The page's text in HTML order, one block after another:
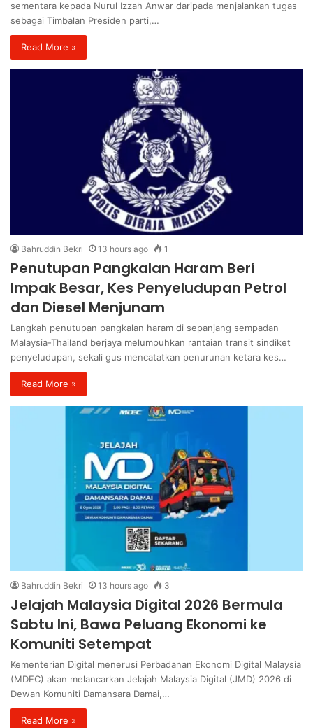
sementara kepada Nurul Izzah Anwar daripada menjalankan tugas
sebagai Timbalan Presiden parti,…
Read More »
Bahruddin Bekri 13 hours ago 1
Penutupan Pangkalan Haram Beri
Impak Besar, Kes Penyeludupan Petrol
dan Diesel Menjunam
Langkah penutupan pangkalan haram di sepanjang sempadan
Malaysia-Thailand berjaya melumpuhkan rantaian transit sindiket
penyeludupan, sekali gus mencatatkan penurunan ketara kes…
Read More »
Bahruddin Bekri 13 hours ago 3
Jelajah Malaysia Digital 2026 Bermula
Sabtu Ini, Bawa Peluang Ekonomi ke
Komuniti Setempat
Kementerian Digital menerusi Perbadanan Ekonomi Digital Malaysia
(MDEC) akan melancarkan Jelajah Malaysia Digital (JMD) 2026 di
Dewan Komuniti Damansara Damai,…
Read More »